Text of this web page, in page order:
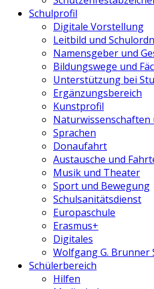
Schulprofil
Digitale Vorstellung
Leitbild und
Namensgeber und
Bildungswege und
Unterstützung bei
Ergänzungsbereich
Kunstprofil
Naturwissenschaften
Sprachen
Donaufahrt
Austausche und
Musik und Theater
Sport und Bewegung
Schulsanitätsdienst
Europaschule
Erasmus+
Digitales
Wolfgang G. Brunner
Schülerbereich
Hilfen